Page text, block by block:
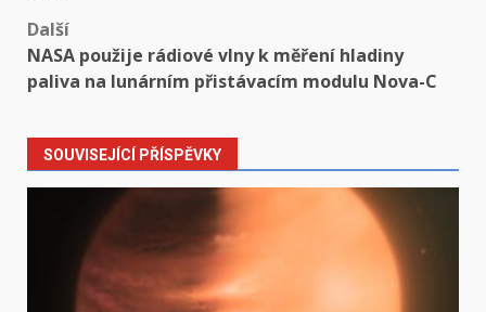
Další
NASA použije rádiové vlny k měření hladiny
paliva na lunárním přistávacím modulu Nova-C
SOUVISEJÍCÍ PŘÍSPĚVKY